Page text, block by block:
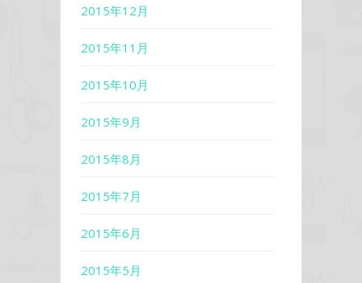
2015年12月
2015年11月
2015年10月
2015年9月
2015年8月
2015年7月
2015年6月
2015年5月